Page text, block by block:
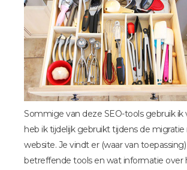
Sommige van deze SEO-tools gebruik ik
heb ik tijdelijk gebruikt tijdens de
website. Je vindt er (waar van
betreffende tools en wat informatie over